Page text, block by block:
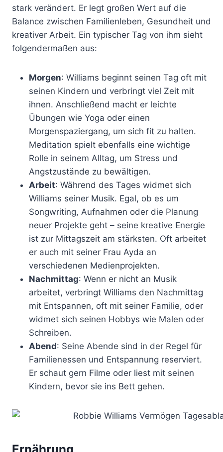
stark verändert. Er legt großen Wert auf die
Balance zwischen Familienleben, Gesundheit und
kreativer Arbeit. Ein typischer Tag von ihm sieht
folgendermaßen aus:
Morgen: Williams beginnt seinen Tag oft mit
seinen Kindern und verbringt viel Zeit mit
ihnen. Anschließend macht er leichte
Übungen wie Yoga oder einen
Morgenspaziergang, um sich fit zu halten.
Meditation spielt ebenfalls eine wichtige
Rolle in seinem Alltag, um Stress und
Angstzustände zu bewältigen.
Arbeit: Während des Tages widmet sich
Williams seiner Musik. Egal, ob es um
Songwriting, Aufnahmen oder die Planung
neuer Projekte geht – seine kreative Energie
ist zur Mittagszeit am stärksten. Oft arbeitet
er auch mit seiner Frau Ayda an
verschiedenen Medienprojekten.
Nachmittag: Wenn er nicht an Musik
arbeitet, verbringt Williams den Nachmittag
mit Entspannen, oft mit seiner Familie, oder
widmet sich seinen Hobbys wie Malen oder
Schreiben.
Abend: Seine Abende sind in der Regel für
Familienessen und Entspannung reserviert.
Er schaut gern Filme oder liest mit seinen
Kindern, bevor sie ins Bett gehen.
Ernährung